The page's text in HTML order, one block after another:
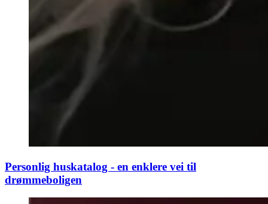
Personlig huskatalog - en enklere vei til
drømmeboligen